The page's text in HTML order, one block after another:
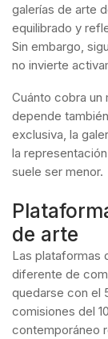
galerías de arte
equilibrado y
Sin embargo,
no invierte
Cuánto cobra
depende
exclusiva, la
la
suele ser menor.
de arte
Las plataformas
diferente de
quedarse con el
comisiones del
contemporáneo